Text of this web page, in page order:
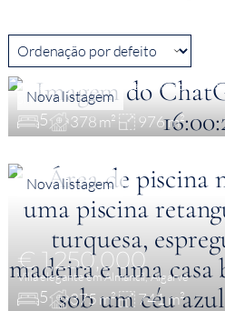
€ 3,850,000
Moradia contemporânea com vista para
Simcintina
5 378 m² 976 m²
Nova listagem
€ 1,250,000
Villa elegante em Almancil, Algarve
5 375 m² 741 m²
Nova listagem